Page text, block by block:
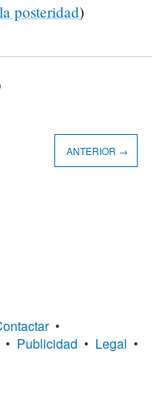
posteridad)
ANTERIOR →
•
• Publicidad • Legal •